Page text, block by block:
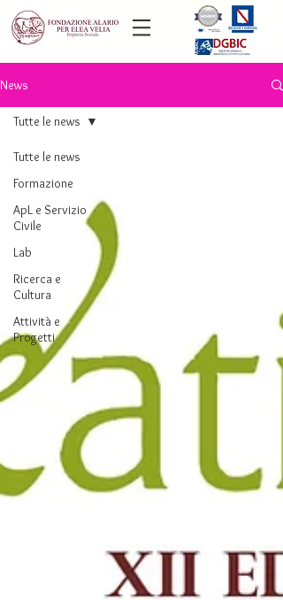
News
Tutte le news
Formazione
ApL e Servizio
Civile
Lab
Ricerca e
Cultura
Attività e
Progetti
Tutte le news